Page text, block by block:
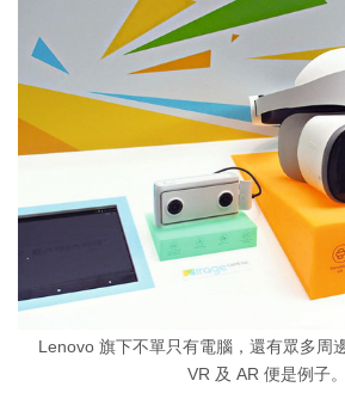
Lenovo 旗下不單只有電腦，還有眾多周
VR 及 AR 便是例子。